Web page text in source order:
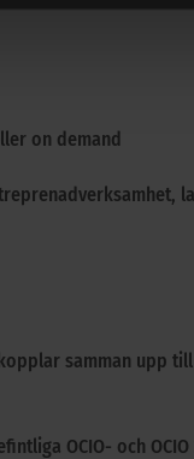
on demand
samman upp
OCIO- och